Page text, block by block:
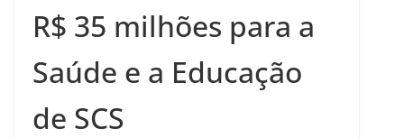
R$ 35 milhões para a
Saúde e a Educação
de SCS